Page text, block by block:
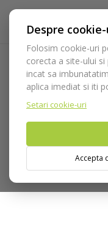
Despre
Folosim cookie-uri
corecta a site-ului
incat sa
aplica imediat si iti
Setari cookie-uri
Accepta
Acasa Instrumentar
restaurare
Restaurare
670/3.HL8
Nu puteti plasa
(United States).